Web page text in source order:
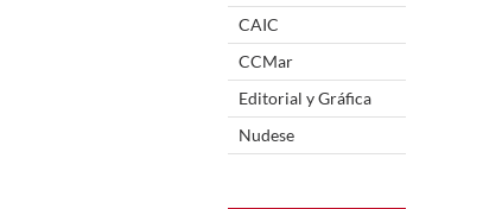
CAIC
CCMar
Editorial y Gráfica
Nudese